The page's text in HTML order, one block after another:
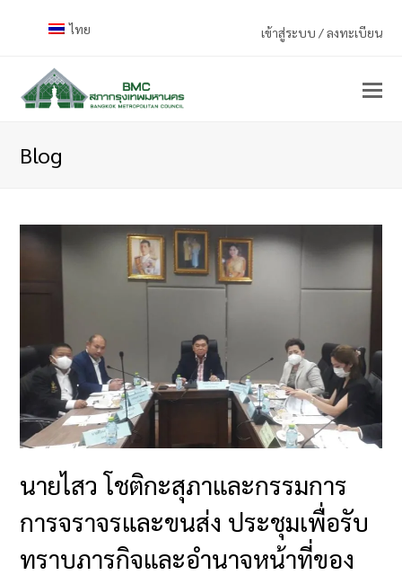
ไทย เข้าสู่ระบบ / ลงทะเบียน
Blog
นายไสว โชติกะสุภาและกรรมการ
การจราจรและขนส่ง ประชุมเพื่อรับ
ทราบภารกิจและอำนาจหน้าที่ของ